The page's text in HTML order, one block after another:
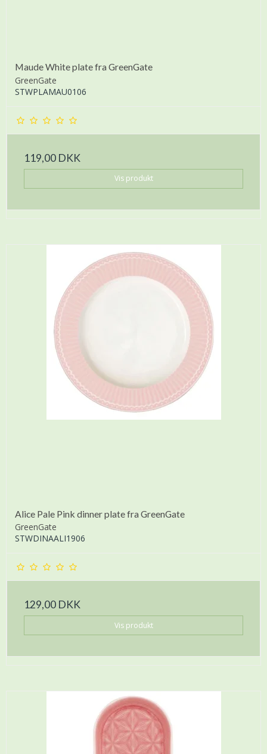
Maude White plate fra GreenGate
GreenGate
STWPLAMAU0106
119,00 DKK
Vis produkt
Alice Pale Pink dinner plate fra GreenGate
GreenGate
STWDINAALI1906
129,00 DKK
Vis produkt